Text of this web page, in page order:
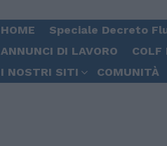
HOME Speciale Decreto
ANNUNCI DI LAVORO
COLF
I NOSTRI SITI
COMUNITÀ